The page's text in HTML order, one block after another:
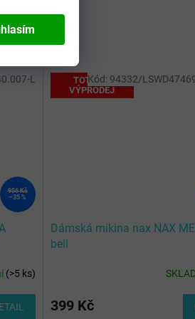
956 Kč
–35 %
(>5 ks)
L
TOTÁLNÍ
VÝPRODEJ
Dámská mikina nax NAX
bell
399 Kč
Kód: 94332/